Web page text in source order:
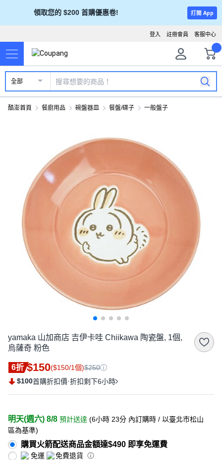
領取您的 $200 首購優惠卷! 打開 App
客服中心
註冊會員
登入
全部
酷澎首頁 餐廚用品 碗盤器皿 餐盤/碟子 一般盤子
yamaka 山加商店 吉伊卡哇 Chiikawa 陶瓷盤, 1個,
烏薩奇 粉色
6折 $150($150/1個)$250
$100首購折扣價·折扣剩下6小時
明天(週六) 8/8 預計送達 (6小時 23分 內訂購時 / 以臺北市松山
區為基準)
購買火箭配送商品金額達$490 即享免運費
免運 免費退貨